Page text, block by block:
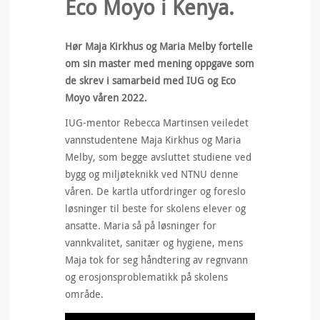
Eco Moyo i Kenya.
Hør Maja Kirkhus og Maria Melby fortelle
om sin master med mening oppgave som
de skrev i samarbeid med IUG og Eco
Moyo våren 2022.
IUG-mentor Rebecca Martinsen veiledet
vannstudentene Maja Kirkhus og Maria
Melby, som begge avsluttet studiene ved
bygg og miljøteknikk ved NTNU denne
våren. De kartla utfordringer og foreslo
løsninger til beste for skolens elever og
ansatte. Maria så på løsninger for
vannkvalitet, sanitær og hygiene, mens
Maja tok for seg håndtering av regnvann
og erosjonsproblematikk på skolens
område.